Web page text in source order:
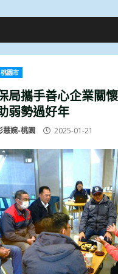
桃園市
局攜手善心企業關
勢過好年
婉-桃園 2025-01-21